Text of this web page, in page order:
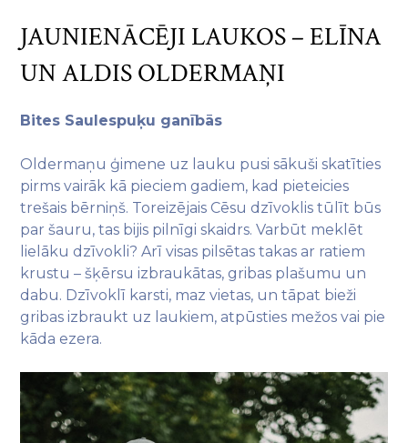
JAUNIENĀCĒJI LAUKOS – ELĪNA
UN ALDIS OLDERMAŅI
Bites Saulespuķu ganībās
Oldermaņu ģimene uz lauku pusi sākuši skatīties
pirms vairāk kā pieciem gadiem, kad pieteicies
trešais bērniņš. Toreizējais Cēsu dzīvoklis tūlīt būs
par šauru, tas bijis pilnīgi skaidrs. Varbūt meklēt
lielāku dzīvokli? Arī visas pilsētas takas ar ratiem
krustu – šķērsu izbraukātas, gribas plašumu un
dabu. Dzīvoklī karsti, maz vietas, un tāpat bieži
gribas izbraukt uz laukiem, atpūsties mežos vai pie
kāda ezera.